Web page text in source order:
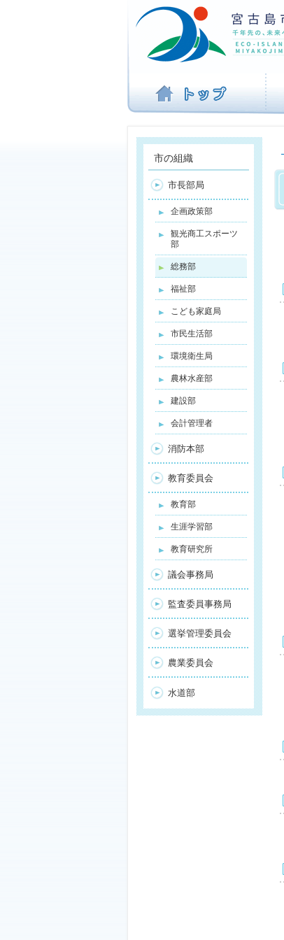
ビ
を
ば
す
市の組織
市長部局
企画政策部
観光商工スポーツ
部
総務部
福祉部
こども家庭局
市民生活部
環境衛生局
農林水産部
建設部
会計管理者
消防本部
教育委員会
教育部
生涯学習部
教育研究所
議会事務局
監査委員事務局
選挙管理委員会
農業委員会
水道部